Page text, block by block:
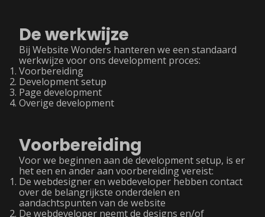
De werkwijze
Bij Website Wonders hanteren we een standaard
werkwijze voor ons development proces:
Voorbereiding
Development setup
Page development
Overige development
Voorbereiding
Voor we beginnen aan de development setup, is er
het een en ander aan voorbereiding vereist:
De webdesigner en webdeveloper hebben contact
over de belangrijkste onderdelen en
aandachtspunten van de website
De webdeveloper neemt de designs en/of